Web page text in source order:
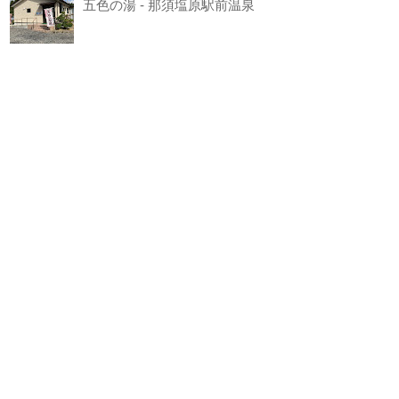
五色の湯 - 那須塩原駅前温泉